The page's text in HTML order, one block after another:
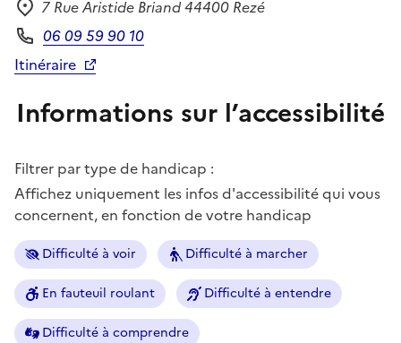
Adresse
7 Rue Aristide Briand 44400 Rezé
Téléphone
06 09 59 90 10
Itinéraire
Informations sur l’accessibilité
Filtrer par type de handicap :
Affichez uniquement les infos d'accessibilité qui vous
concernent, en fonction de votre handicap
Difficulté à voir Difficulté à marcher
En fauteuil roulant Difficulté à entendre
Difficulté à comprendre